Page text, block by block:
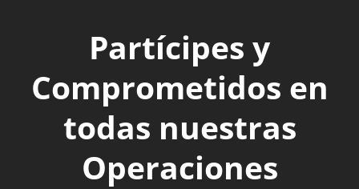
Partícipes y
Comprometidos en
todas nuestras
Operaciones